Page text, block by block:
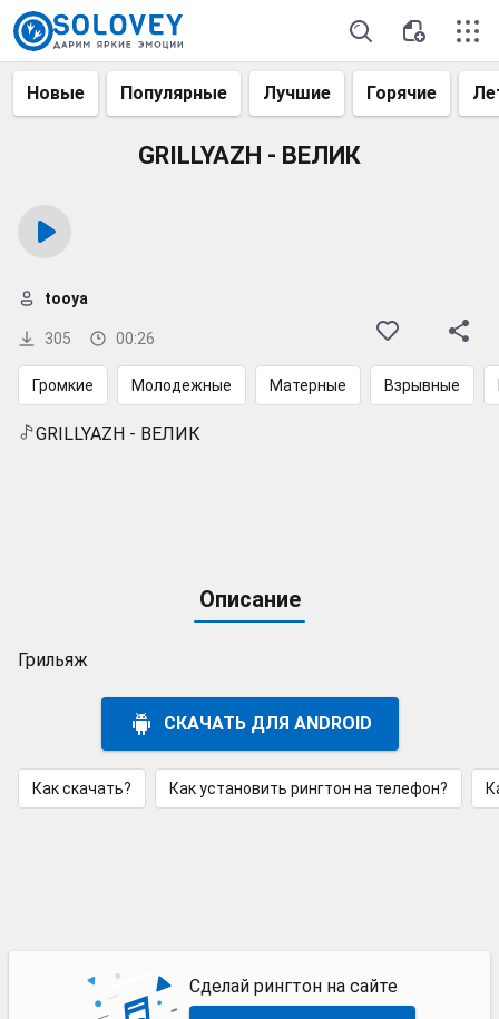
Новые Популярные Лучшие Горячие
GRILLYAZH - ВЕЛИК
305 00:26
tooya
Громкие Молодежные Матерные Взрывные
GRILLYAZH - ВЕЛИК
Описание
Грильяж
СКАЧАТЬ ДЛЯ ANDROID
Как скачать? Как установить рингтон на телефон?
Сделай рингтон на сайте